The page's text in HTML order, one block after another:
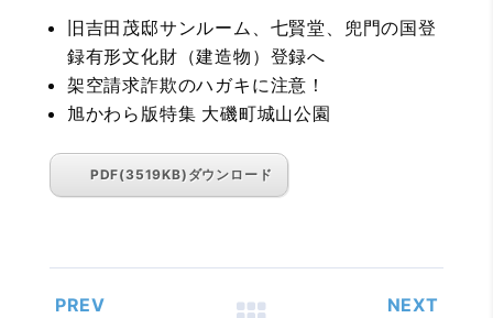
旧吉田茂邸サンルーム、七賢堂、兜門の国登
録有形文化財（建造物）登録へ
架空請求詐欺のハガキに注意！
旭かわら版特集 大磯町城山公園
PDF(3519KB)ダウンロード
PREV NEXT